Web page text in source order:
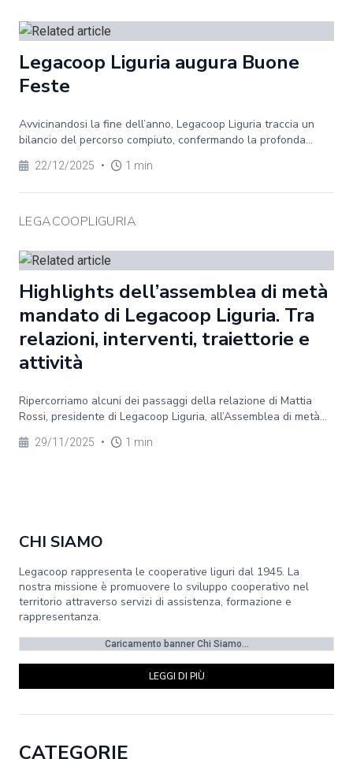
Legacoop Liguria augura Buone
Feste
Avvicinandosi la fine dell’anno, Legacoop Liguria traccia un
bilancio del percorso compiuto, confermando la profonda...
22/12/2025 • 1 min
LEGACOOPLIGURIA
Highlights dell’assemblea di metà
mandato di Legacoop Liguria. Tra
relazioni, interventi, traiettorie e
attività
Ripercorriamo alcuni dei passaggi della relazione di Mattia
Rossi, presidente di Legacoop Liguria, all’Assemblea di metà...
29/11/2025 • 1 min
CHI SIAMO
Legacoop rappresenta le cooperative liguri dal 1945. La
nostra missione è promuovere lo sviluppo cooperativo nel
territorio attraverso servizi di assistenza, formazione e
rappresentanza.
Caricamento banner Chi Siamo...
LEGGI DI PIÙ
CATEGORIE